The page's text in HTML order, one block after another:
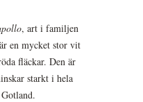
, art i familjen
en mycket stor vit
fläckar. Den är
starkt i hela